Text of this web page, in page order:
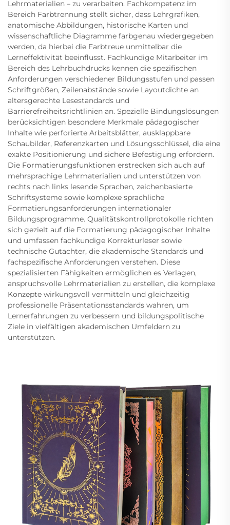
Lehrmaterialien – zu verarbeiten. Fachkompetenz im
Bereich Farbtrennung stellt sicher, dass Lehrgrafiken,
anatomische Abbildungen, historische Karten und
wissenschaftliche Diagramme farbgenau wiedergegeben
werden, da hierbei die Farbtreue unmittelbar die
Lerneffektivität beeinflusst. Fachkundige Mitarbeiter im
Bereich des Lehrbuchdrucks kennen die spezifischen
Anforderungen verschiedener Bildungsstufen und passen
Schriftgrößen, Zeilenabstände sowie Layoutdichte an
altersgerechte Lesestandards und
Barrierefreiheitsrichtlinien an. Spezielle Bindungslösungen
berücksichtigen besondere Merkmale pädagogischer
Inhalte wie perforierte Arbeitsblätter, ausklappbare
Schaubilder, Referenzkarten und Lösungsschlüssel, die eine
exakte Positionierung und sichere Befestigung erfordern.
Die Formatierungsfunktionen erstrecken sich auch auf
mehrsprachige Lehrmaterialien und unterstützen von
rechts nach links lesende Sprachen, zeichenbasierte
Schriftsysteme sowie komplexe sprachliche
Formatierungsanforderungen internationaler
Bildungsprogramme. Qualitätskontrollprotokolle richten
sich gezielt auf die Formatierung pädagogischer Inhalte
und umfassen fachkundige Korrekturleser sowie
technische Gutachter, die akademische Standards und
fachspezifische Anforderungen verstehen. Diese
spezialisierten Fähigkeiten ermöglichen es Verlagen,
anspruchsvolle Lehrmaterialien zu erstellen, die komplexe
Konzepte wirkungsvoll vermitteln und gleichzeitig
professionelle Präsentationsstandards wahren, um
Lernerfahrungen zu verbessern und bildungspolitische
Ziele in vielfältigen akademischen Umfeldern zu
unterstützen.